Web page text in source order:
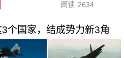
阅读 2634
个国家，结成势力新3角